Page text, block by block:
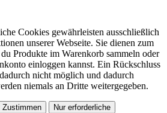
Cookies gewährleisten ausschließlich
unserer Webseite. Sie dienen zum
Produkte im Warenkorb sammeln oder
einloggen kannst. Ein Rückschluss
nicht möglich und dadurch
niemals an Dritte weitergegeben.
Zustimmen Nur erforderliche